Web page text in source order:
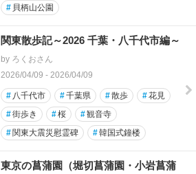
# 貝柄山公園
関東散歩記～2026 千葉・八千代市編～
by ろくおさん
2026/04/09 - 2026/04/09
# 八千代市 #千葉県 #散歩 #花見
#街歩き #桜 #観音寺
# 関東大震災慰霊碑 #韓国式鐘楼
東京の菖蒲園（堀切菖蒲園・小岩菖蒲